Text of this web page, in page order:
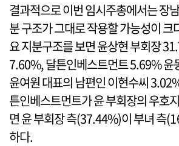
결과적으로 이번 임시주총에서는 장
분 구조가 그대로 작용할 가능성이
요 지분구조를 보면 윤상현 부회장
7.60%, 달튼인베스트먼트 5.69% 윤
윤여원 대표의 남편인 이현수씨
튼인베스트먼트가 윤 부회장의 우호
면 윤 부회장 측(37.44%)이 부녀 측
하다.